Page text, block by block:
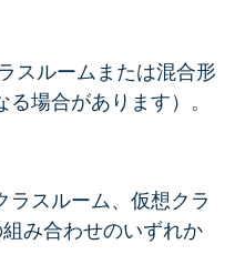
スルームまたは混合形
場合があります）。
ラスルーム、仮想クラ
み合わせのいずれか